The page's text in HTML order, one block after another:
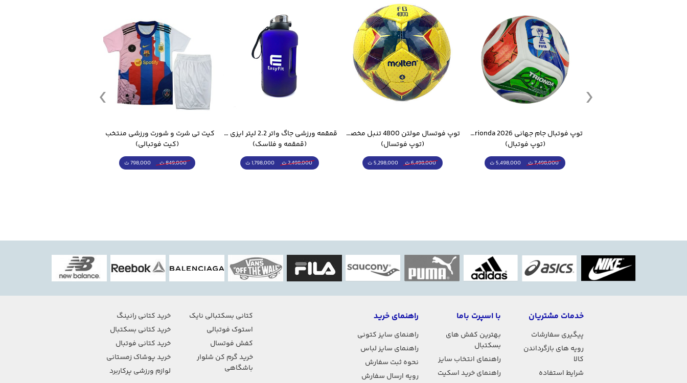
توپ فوتبال جام جهانی 2026 Trionda مشابه اورجینال
(توپ فوتبال)
7,498,000 ت 5,498,000 ت
توپ فوتسال مولتن 4800 تنبل مخصوص سالن
(توپ فوتسال)
6,498,000 ت 5,298,000 ت
قمقمه ورزشی جاگ واتر 2.2 لیتر ایزی فیت
(قمقمه و فلاسک)
2,498,000 ت 1,798,000 ت
(کیت فوتبالی)
849,000 ت 798,000 ت
خدمات مشتریان
پیگیری سفارشات
رویه های بازگرداندن
کالا
شرایط استفاده
با اسپرت باما
بهترین کفش های
بسکتبال
راهنمای انتخاب سایز
راهنمای خرید اسکیت
راهنمای خرید
راهنمای سایز کتونی
راهنمای سایز لباس
نحوه ثبت سفارش
رویه ارسال سفارش
کتانی بسکتبالی نایک
استوک فوتبالی
کفش فوتسال
خرید گرم کن شلوار
باشگاهی
خرید کتانی رانینگ
خرید کتانی بسکتبال
خرید کتانی فوتبال
خرید پوشاک زمستانی
لوازم ورزشی پرکاربرد